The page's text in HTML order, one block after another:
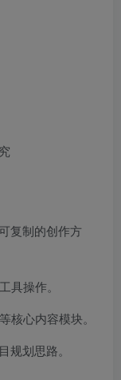
复制的创作方
具操作。
核心内容模块。
划思路。